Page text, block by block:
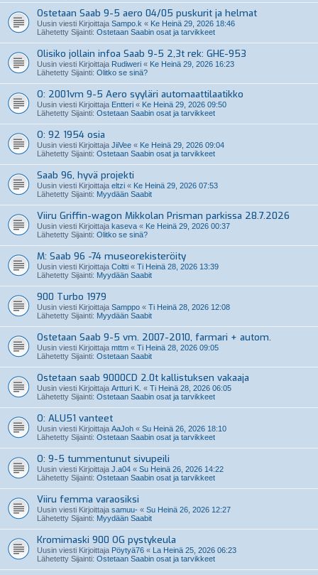
Ostetaan Saab 9-5 aero 04/05 puskurit ja helmat
Uusin viesti Kirjoittaja Sampo.k « Ke Heinä 29, 2026 18:46
Lähetetty Sijainti: Ostetaan Saabin osat ja tarvikkeet
Olisiko jollain infoa Saab 9-5 2,3t rek: GHE-953
Uusin viesti Kirjoittaja Rudiweri « Ke Heinä 29, 2026 16:23
Lähetetty Sijainti: Olitko se sinä?
O: 2001vm 9-5 Aero syyläri automaattilaatikko
Uusin viesti Kirjoittaja Entteri « Ke Heinä 29, 2026 09:50
Lähetetty Sijainti: Ostetaan Saabin osat ja tarvikkeet
O: 92 1954 osia
Uusin viesti Kirjoittaja JiiVee « Ke Heinä 29, 2026 09:04
Lähetetty Sijainti: Ostetaan Saabin osat ja tarvikkeet
Saab 96, hyvä projekti
Uusin viesti Kirjoittaja eltzi « Ke Heinä 29, 2026 07:53
Lähetetty Sijainti: Myydään Saabit
Viiru Griffin-wagon Mikkolan Prisman parkissa 28.7.2026
Uusin viesti Kirjoittaja kaseva « Ke Heinä 29, 2026 00:37
Lähetetty Sijainti: Olitko se sinä?
M: Saab 96 -74 museorekisteröity
Uusin viesti Kirjoittaja Coltti « Ti Heinä 28, 2026 13:39
Lähetetty Sijainti: Myydään Saabit
900 Turbo 1979
Uusin viesti Kirjoittaja Samppo « Ti Heinä 28, 2026 12:08
Lähetetty Sijainti: Myydään Saabit
Ostetaan Saab 9-5 vm. 2007-2010, farmari + autom.
Uusin viesti Kirjoittaja mttm « Ti Heinä 28, 2026 09:05
Lähetetty Sijainti: Ostetaan Saabit
Ostetaan saab 9000CD 2.0t kallistuksen vakaaja
Uusin viesti Kirjoittaja Artturi K. « Ti Heinä 28, 2026 06:05
Lähetetty Sijainti: Ostetaan Saabin osat ja tarvikkeet
O: ALU51 vanteet
Uusin viesti Kirjoittaja AaJoh « Su Heinä 26, 2026 18:10
Lähetetty Sijainti: Ostetaan Saabin osat ja tarvikkeet
O: 9-5 tummentunut sivupeili
Uusin viesti Kirjoittaja J.a04 « Su Heinä 26, 2026 14:22
Lähetetty Sijainti: Ostetaan Saabin osat ja tarvikkeet
Viiru femma varaosiksi
Uusin viesti Kirjoittaja samuu- « Su Heinä 26, 2026 12:27
Lähetetty Sijainti: Myydään Saabit
Kromimaski 900 OG pystykeula
Uusin viesti Kirjoittaja Pöytyä76 « La Heinä 25, 2026 06:23
Lähetetty Sijainti: Ostetaan Saabin osat ja tarvikkeet